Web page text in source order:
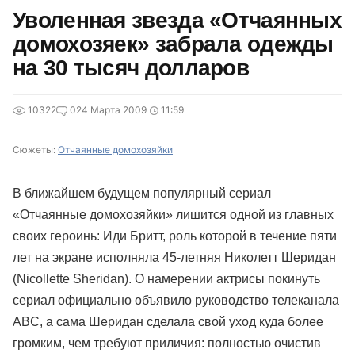
Уволенная звезда «Отчаянных
домохозяек» забрала одежды
на 30 тысяч долларов
10322 024 Марта 2009 11:59
Сюжеты: Отчаянные домохозяйки
В ближайшем будущем популярный сериал
«Отчаянные домохозяйки» лишится одной из главных
своих героинь: Иди Бритт, роль которой в течение пяти
лет на экране исполняла 45-летняя Николетт Шеридан
(Nicollette Sheridan). О намерении актрисы покинуть
сериал официально объявило руководство телеканала
ABC, а сама Шеридан сделала свой уход куда более
громким, чем требуют приличия: полностью очистив